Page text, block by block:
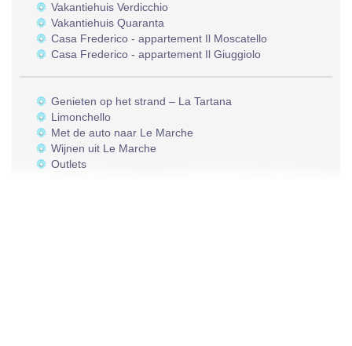
Vakantiehuis Verdicchio
Vakantiehuis Quaranta
Casa Frederico - appartement Il Moscatello
Casa Frederico - appartement Il Giuggiolo
Genieten op het strand – La Tartana
Limonchello
Met de auto naar Le Marche
Wijnen uit Le Marche
Outlets